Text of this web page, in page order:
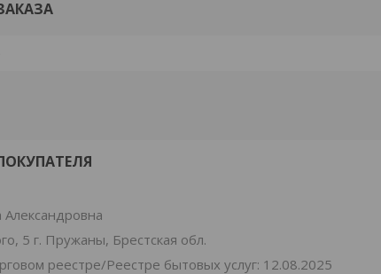
5 г. Пружаны, Брестская обл.
реестре/Реестре бытовых услуг: 12.08.2025